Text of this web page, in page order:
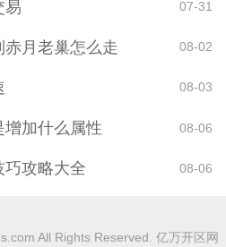
易 07-31
月老巢怎么走 08-02
08-03
加什么属性 08-06
巧攻略大全 08-06
All Rights Reserved. 亿万开区网